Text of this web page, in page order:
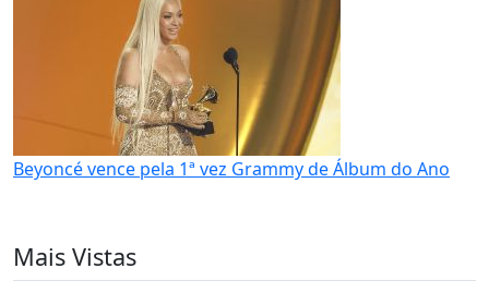
Beyoncé vence pela 1ª vez Grammy de Álbum do Ano
Mais Vistas